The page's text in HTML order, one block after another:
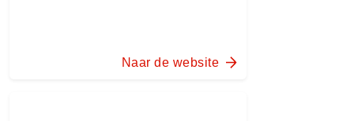
Naar de website